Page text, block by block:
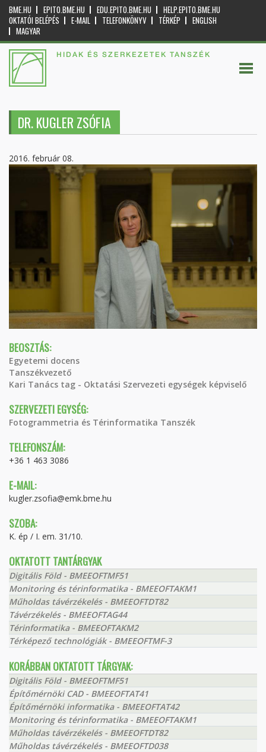
BME.HU EPITO.BME.HU EDU.EPITO.BME.HU
HELP.EPITO.BME.HU
OKTATÓI BELÉPÉS
E-MAIL TELEFONKÖNYV TÉRKÉP
ENGLISH
MAGYAR
HIDAK ÉS SZERKEZETEK TANSZÉK
DR. KUGLER ZSÓFIA
2016. február 08.
BEOSZTÁS:
Egyetemi docens
Tanszékvezető
Kari Tanács tag - Oktatási Szervezeti egységek képviselő
SZERVEZETI EGYSÉG:
Fotogrammetria és Térinformatika Tanszék
TELEFONSZÁM:
+36 1 463 3086
E-MAIL:
kugler.zsofia@emk.bme.hu
SZOBA:
K. ép / I. em. 31/10.
OKTATOTT TANTÁRGYAK
Digitális Föld - BMEEOFTMF51
Monitoring és térinformatika - BMEEOFTAKM1
Műholdas távérzékelés - BMEEOFTDT82
Távérzékelés - BMEEOFTAG44
Térinformatika - BMEEOFTAKM2
Térképező technológiák - BMEEOFTMF-3
KORÁBBAN OKTATOTT TÁRGYAK:
Digitális Föld - BMEEOFTMF51
Építőmérnöki CAD - BMEEOFTAT41
Építőmérnöki informatika - BMEEOFTAT42
Monitoring és térinformatika - BMEEOFTAKM1
Műholdas távérzékelés - BMEEOFTDT82
Műholdas távérzékelés - BMEEOFTD038